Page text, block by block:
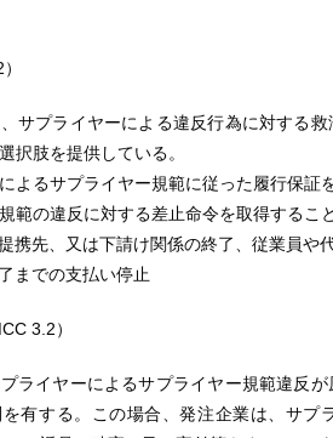
サプライヤーによる違反行為に対する
択肢を提供している。
よるサプライヤー規範に従った履行保証
範の違反に対する差止命令を取得するこ
携先、又は下請け関係の終了、従業員や
までの支払い停止
3.2）
ライヤーによるサプライヤー規範違反
有する。この場合、発注企業は、サプ